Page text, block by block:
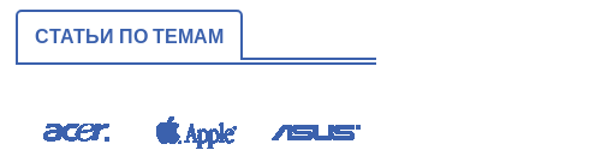
СТАТЬИ ПО ТЕМАМ